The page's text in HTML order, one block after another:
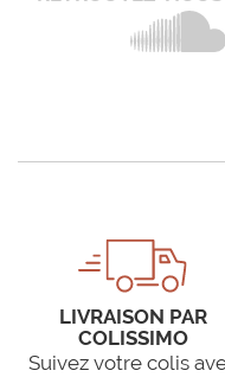
LIVRAISON PAR
COLISSIMO
Suivez votre colis